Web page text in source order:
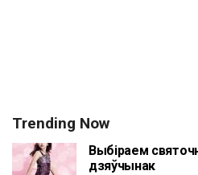
Trending Now
Выбіраем
дзяўчынак